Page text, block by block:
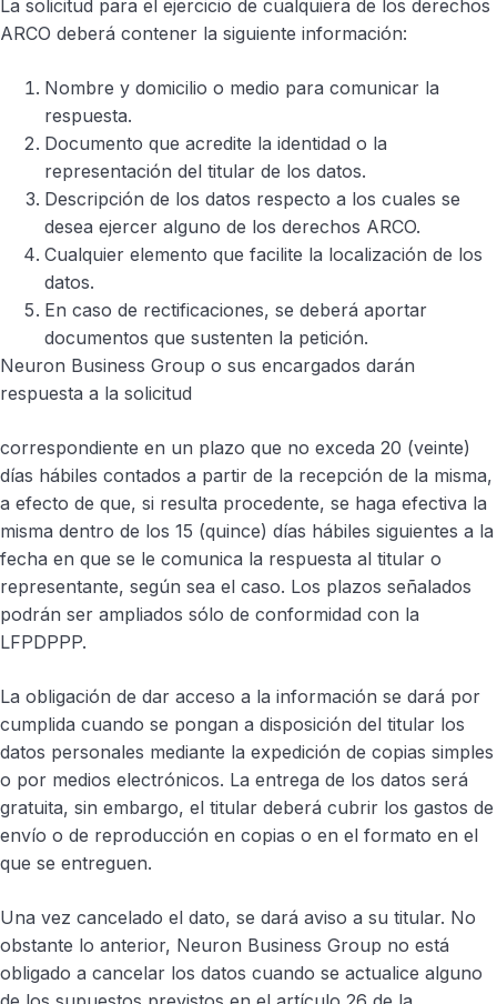
La solicitud para el ejercicio de cualquiera de los derechos
ARCO deberá contener la siguiente información:
Nombre y domicilio o medio para comunicar la
respuesta.
Documento que acredite la identidad o la
representación del titular de los datos.
Descripción de los datos respecto a los cuales se
desea ejercer alguno de los derechos ARCO.
Cualquier elemento que facilite la localización de los
datos.
En caso de rectificaciones, se deberá aportar
documentos que sustenten la petición.
Neuron Business Group o sus encargados darán
respuesta a la solicitud
correspondiente en un plazo que no exceda 20 (veinte)
días hábiles contados a partir de la recepción de la misma,
a efecto de que, si resulta procedente, se haga efectiva la
misma dentro de los 15 (quince) días hábiles siguientes a la
fecha en que se le comunica la respuesta al titular o
representante, según sea el caso. Los plazos señalados
podrán ser ampliados sólo de conformidad con la
LFPDPPP.
La obligación de dar acceso a la información se dará por
cumplida cuando se pongan a disposición del titular los
datos personales mediante la expedición de copias simples
o por medios electrónicos. La entrega de los datos será
gratuita, sin embargo, el titular deberá cubrir los gastos de
envío o de reproducción en copias o en el formato en el
que se entreguen.
Una vez cancelado el dato, se dará aviso a su titular. No
obstante lo anterior, Neuron Business Group no está
obligado a cancelar los datos cuando se actualice alguno